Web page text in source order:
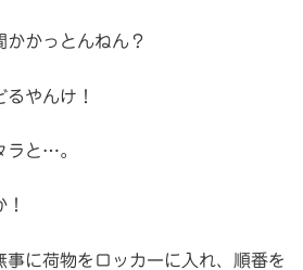
かっとんねん？
やんけ！
ラと…。
事に荷物をロッカーに入れ、順番を